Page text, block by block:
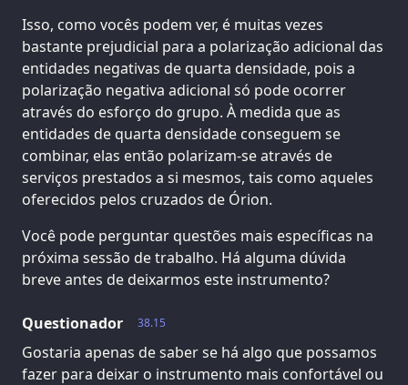
Isso, como vocês podem ver, é muitas vezes
bastante prejudicial para a polarização adicional das
entidades negativas de quarta densidade, pois a
polarização negativa adicional só pode ocorrer
através do esforço do grupo. À medida que as
entidades de quarta densidade conseguem se
combinar, elas então polarizam-se através de
serviços prestados a si mesmos, tais como aqueles
oferecidos pelos cruzados de Órion.
Você pode perguntar questões mais específicas na
próxima sessão de trabalho. Há alguma dúvida
breve antes de deixarmos este instrumento?
38.15
Questionador
Gostaria apenas de saber se há algo que possamos
fazer para deixar o instrumento mais confortável ou